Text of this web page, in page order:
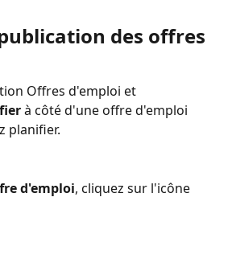
des offres
Offres d'emploi et
à côté d'une offre d'emploi
planifier.
d'emploi, cliquez sur l'icône